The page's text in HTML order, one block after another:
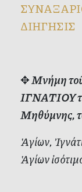
ΔΙΗΓΗΣΙΣ
✥Μνήμη
ΙΓΝΑΤΙΟΥ
Μηθύμνης,
Ἁγίων,
Ἁγίων